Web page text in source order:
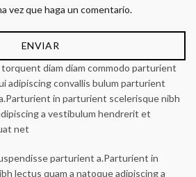
vez que haga un comentario.
diam diam commodo parturient
adipiscing convallis bulum parturient
in parturient scelerisque nibh
a vestibulum hendrerit et
net
parturient a.Parturient in
lectus quam a natoque adipiscing a